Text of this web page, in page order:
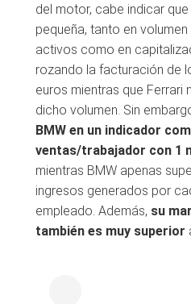
del motor, cabe indicar
pequeña, tanto en
activos como en
rozando la facturación de
euros mientras que Ferrari
dicho volumen. Sin
BMW en un indicador
ventas/trabajador con 1
mientras BMW apenas
ingresos generados por
empleado. Además, su
también es muy superior